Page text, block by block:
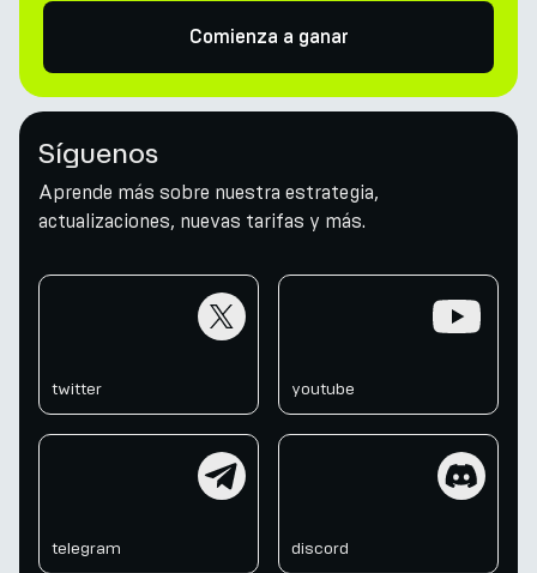
Comienza a ganar
Síguenos
Aprende más sobre nuestra estrategia,
actualizaciones, nuevas tarifas y más.
twitter youtube
telegram discord